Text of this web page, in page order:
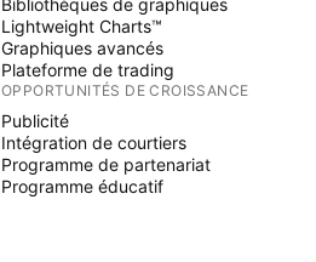
Bibliothèques de graphiques
Lightweight Charts™
Graphiques avancés
Plateforme de trading
OPPORTUNITÉS DE CROISSANCE
Publicité
Intégration de courtiers
Programme de partenariat
Programme éducatif